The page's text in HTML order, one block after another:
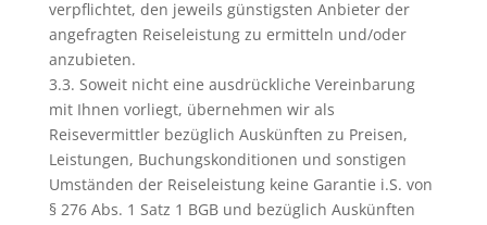
verpflichtet, den jeweils günstigsten Anbieter der
angefragten Reiseleistung zu ermitteln und/oder
anzubieten.
3.3. Soweit nicht eine ausdrückliche Vereinbarung
mit Ihnen vorliegt, übernehmen wir als
Reisevermittler bezüglich Auskünften zu Preisen,
Leistungen, Buchungskonditionen und sonstigen
Umständen der Reiseleistung keine Garantie i.S. von
§ 276 Abs. 1 Satz 1 BGB und bezüglich Auskünften